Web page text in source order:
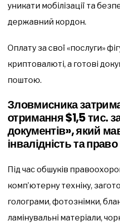
уникати мобілізації та
державний кордон.
Оплату за свої «послуги»
криптовалюті, а готові
поштою.
Зловмисника
отримання $1,5 тис.
документів», який
інвалідність та
Під час обшуків
комп’ютерну техніку,
голограми, фотознімки,
ламінувальні матеріали,